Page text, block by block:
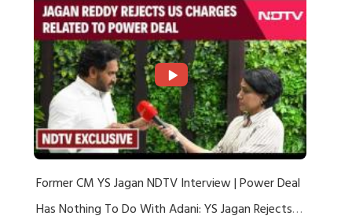
Former CM YS Jagan NDTV Interview | Power Deal
Has Nothing To Do With Adani: YS Jagan Rejects